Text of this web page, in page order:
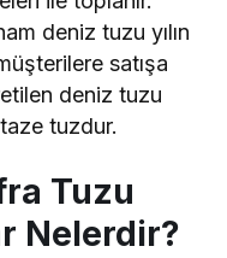
deniz tuzu yılın
satışa
deniz tuzu
tuzdur.
Tuzu
Nelerdir?